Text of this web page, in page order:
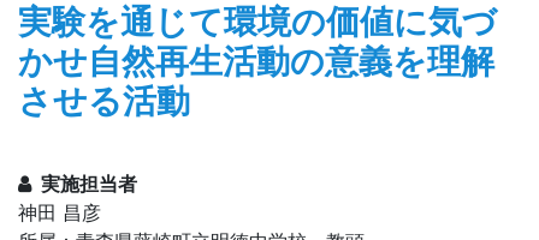
実験を通じて環境の価値に気づ
かせ自然再生活動の意義を理解
させる活動
実施担当者
神田 昌彦